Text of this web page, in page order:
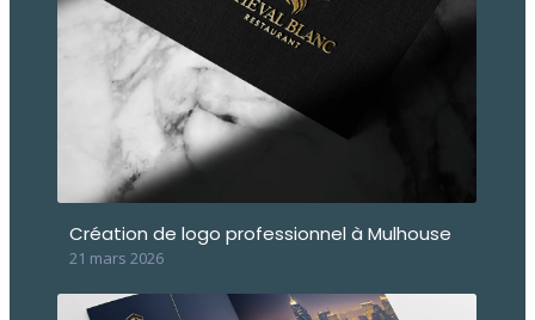
Création de logo professionnel à Mulhouse
21 mars 2026